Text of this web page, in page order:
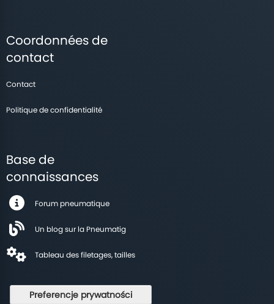
Coordonnées de
contact
Contact
Politique de confidentialité
Base de
connaissances
Forum pneumatique
Un blog sur la Pneumatig
Tableau des filetages, tailles